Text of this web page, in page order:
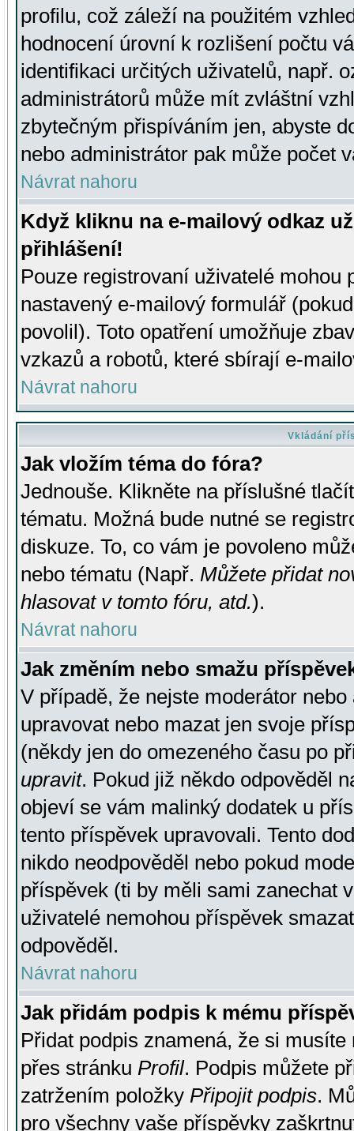
profilu, což záleží na použitém
hodnocení úrovní k rozlišení počtu
identifikaci určitých uživatelů, např.
administrátorů může mít zvláštní
zbytečným přispíváním jen, abyste
nebo administrátor pak může počet
Návrat nahoru
Když kliknu na e-mailový odkaz
přihlášení!
Pouze registrovaní uživatelé mohou
nastavený e-mailový formulář
povolil). Toto opatření umožňuje
vzkazů a robotů, které sbírají e-
Návrat nahoru
Vkládání
Jak vložím téma do fóra?
Jednouše. Klikněte na příslušné
tématu. Možná bude nutné se
diskuze. To, co vám je povoleno
nebo tématu (Např. Můžete přidat
hlasovat v tomto fóru, atd.).
Návrat nahoru
Jak změním nebo smažu
V případě, že nejste moderátor
upravovat nebo mazat jen svoje
(někdy jen do omezeného času po
upravit. Pokud již někdo odpověděl
objeví se vám malinký dodatek u
tento příspěvek upravovali. Tento
nikdo neodpověděl nebo pokud
příspěvek (ti by měli sami zanechat
uživatelé nemohou příspěvek
odpověděl.
Návrat nahoru
Jak přidám podpis k mému
Přidat podpis znamená, že si
přes stránku Profil. Podpis můžete
zatržením položky Připojit podpis.
pro všechny vaše příspěvky